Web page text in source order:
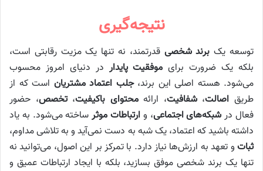
نتیجه‌گیری
توسعه یک برند شخصی قدرتمند، نه تنها یک مزیت رقابتی است،
بلکه یک ضرورت برای موفقیت پایدار در دنیای امروز محسوب
می‌شود. هسته اصلی این برند،جلب اعتماد مشتریان است که از
طریق اصالت،شفافیت، ارائهمحتوای باکیفیت،تخصص، حضور
فعال در شبکه‌های اجتماعی، و ارتباطات موثرساخته می‌شود. به یاد
داشته باشید که اعتماد، یک شبه به دست نمی‌آید و به تلاشی مداوم،
ثبات و تعهد به ارزش‌ها نیاز دارد. با تمرکز بر این اصول، می‌توانید نه
تنها یک برند شخصی موفق بسازید، بلکه با ایجاد ارتباطات عمیق و